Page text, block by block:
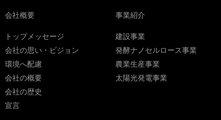
会社概要
トップメッセージ
会社の思い・ビジョン
環境へ配慮
会社の概要
会社の歴史
宣言
事業紹介
建設事業
発酵ナノセルロース事業
農業生産事業
太陽光発電事業